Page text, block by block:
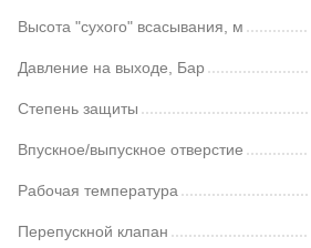
Высота "сухого" всасывания, м
Давление на выходе, Бар
Степень защиты
Впускное/выпускное отверстие
Рабочая температура
Перепускной клапан